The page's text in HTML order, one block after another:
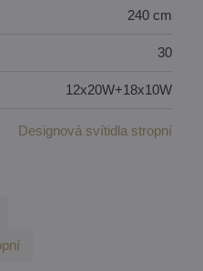
240 cm
30
12x20W+18x10W
Designová svítidla stropní